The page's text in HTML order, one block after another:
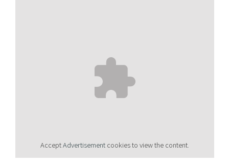
AcceptAdvertisement cookies to view the content.